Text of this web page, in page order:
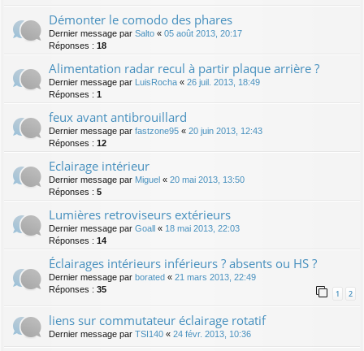
Démonter le comodo des phares
Dernier message par Salto « 05 août 2013, 20:17
Réponses : 18
Alimentation radar recul à partir plaque arrière ?
Dernier message par LuisRocha « 26 juil. 2013, 18:49
Réponses : 1
feux avant antibrouillard
Dernier message par fastzone95 « 20 juin 2013, 12:43
Réponses : 12
Eclairage intérieur
Dernier message par Miguel « 20 mai 2013, 13:50
Réponses : 5
Lumières retroviseurs extérieurs
Dernier message par Goall « 18 mai 2013, 22:03
Réponses : 14
Éclairages intérieurs inférieurs ? absents ou HS ?
Dernier message par borated « 21 mars 2013, 22:49
Réponses : 35 1 2
liens sur commutateur éclairage rotatif
Dernier message par TSI140 « 24 févr. 2013, 10:36